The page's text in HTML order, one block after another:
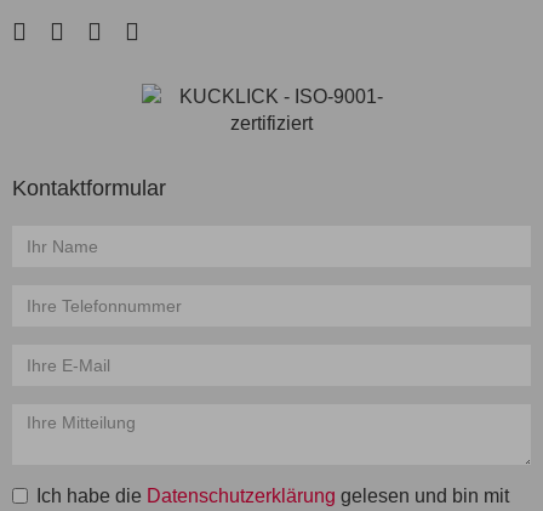
LinkedInFacebookInstagram
Kontaktformular
Name
Telefon
E-
Mitteilung
Ich habe die Datenschutzerklärung gelesen und bin mit